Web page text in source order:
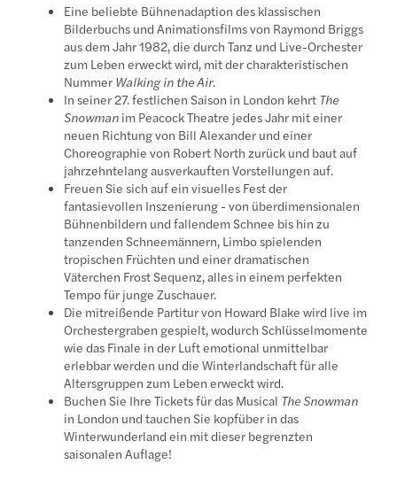
Eine beliebte Bühnenadaption des klassischen
Bilderbuchs und Animationsfilms von Raymond Briggs
aus dem Jahr 1982, die durch Tanz und Live-Orchester
zum Leben erweckt wird, mit der charakteristischen
Nummer Walking in the Air.
In seiner 27. festlichen Saison in London kehrt The
Snowman im Peacock Theatre jedes Jahr mit einer
neuen Richtung von Bill Alexander und einer
Choreographie von Robert North zurück und baut auf
jahrzehntelang ausverkauften Vorstellungen auf.
Freuen Sie sich auf ein visuelles Fest der
fantasievollen Inszenierung - von überdimensionalen
Bühnenbildern und fallendem Schnee bis hin zu
tanzenden Schneemännern, Limbo spielenden
tropischen Früchten und einer dramatischen
Väterchen Frost Sequenz, alles in einem perfekten
Tempo für junge Zuschauer.
Die mitreißende Partitur von Howard Blake wird live im
Orchestergraben gespielt, wodurch Schlüsselmomente
wie das Finale in der Luft emotional unmittelbar
erlebbar werden und die Winterlandschaft für alle
Altersgruppen zum Leben erweckt wird.
Buchen Sie Ihre Tickets für das Musical The Snowman
in London und tauchen Sie kopfüber in das
Winterwunderland ein mit dieser begrenzten
saisonalen Auflage!